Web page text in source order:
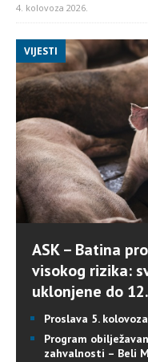
4. kolovoza 2026.
VIJESTI
ASK – Batina
visokog rizika:
uklonjene do
Proslava 5.
Program
zahvalnosti – Beli